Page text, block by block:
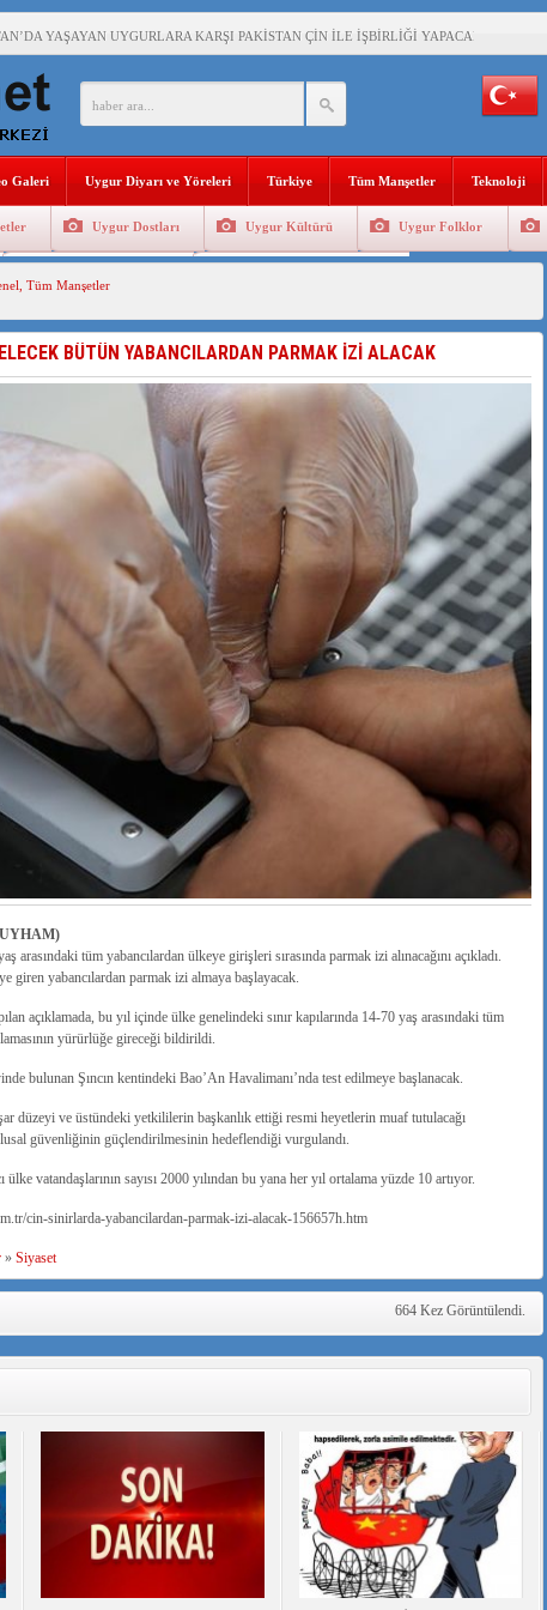
YAŞAYAN UYGURLARA KARŞI PAKİSTAN ÇİN İLE İŞBİRLİĞİ YAPACAK
PARTİ GENEL BAŞKANI AĞIRALİOĞLU : ÇİN’İN UYGUR SOYKIRIMI BİR HAKİKATTIR!
TÜRKİSTAN’DAKİ UYGULAMALARI SİSTEMATİK POSTMODERN BİR SOYKIRIMDIR!
BAŞKANI DOÇ.DR.KAAN : DOĞU TÜRKİSTAN BİZİM KIRMIZI
POLİTİKALARINI ÖVEN DİYANET AKADEMİSİ BAŞKANI’NA TEPKİLER SÜRÜYOR
KATLİAMI MESAJİ : 05.07.2009 URUMÇİ ŞEHİTLERİNİ RAHMETLE ANIYORUZ
“FETİHLER SULTANI MEHMET”DİZİSİNE GARİP SANSÜR VE HADSIZ İHTAR
Galeri Uygur Diyarı ve Yöreleri Türkiye Tüm Manşetler Teknoloji
Uygur Dostları Uygur Kültürü Uygur Folklor
Tüm Manşetler
BÜTÜN YABANCILARDAN PARMAK İZİ ALACAK
arasındaki tüm yabancılardan ülkeye girişleri sırasında parmak izi alınacağını açıkladı.
giren yabancılardan parmak izi almaya başlayacak.
açıklamada, bu yıl içinde ülke genelindeki sınır kapılarında 14-70 yaş arasındaki tüm
yürürlüğe gireceği bildirildi.
bulunan Şıncın kentindeki Bao’An Havalimanı’nda test edilmeye başlanacak.
düzeyi ve üstündeki yetkililerin başkanlık ettiği resmi heyetlerin muaf tutulacağı
güvenliğinin güçlendirilmesinin hedeflendiği vurgulandı.
vatandaşlarının sayısı 2000 yılından bu yana her yıl ortalama yüzde 10 artıyor.
cin-sinirlarda-yabancilardan-parmak-izi-alacak-156657h.htm
» Siyaset
664 Kez Görüntülendi.